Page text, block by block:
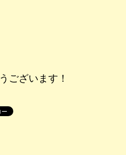
ございます！